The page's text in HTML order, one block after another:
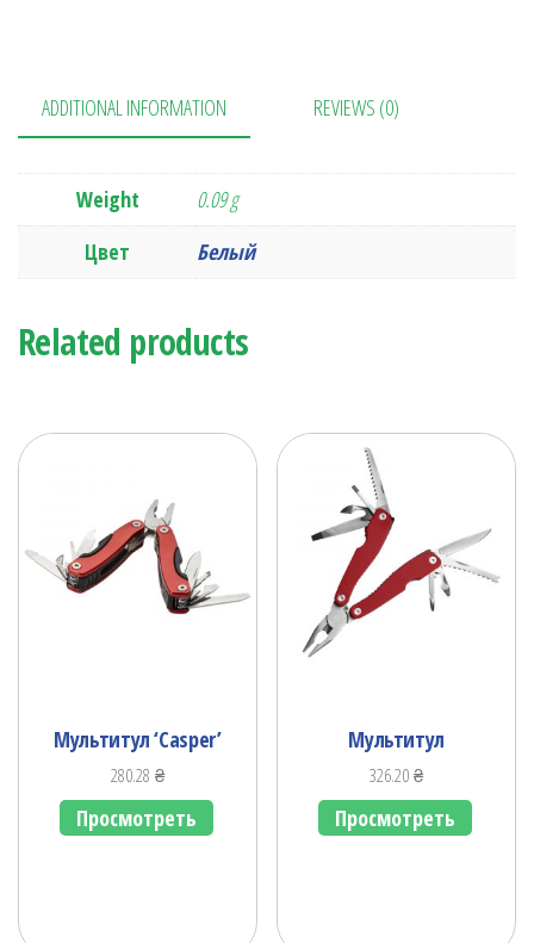
ADDITIONAL INFORMATION REVIEWS (0)
Weight
0.09 g
Цвет
Белый
Related products
Мультитул ‘Casper’
280.28 ₴
Просмотреть
Мультитул
326.20₴
Просмотреть